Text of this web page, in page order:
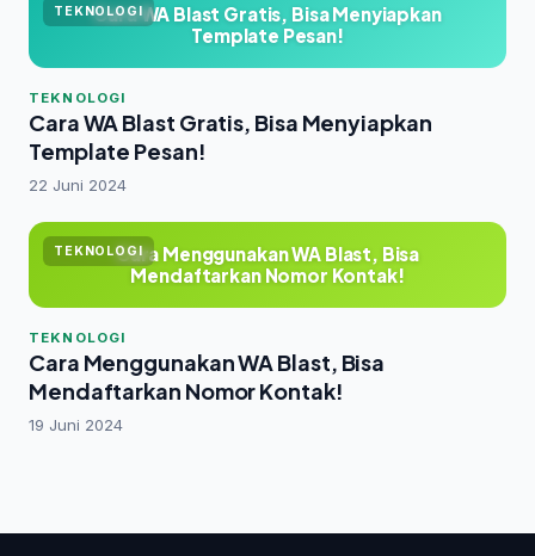
TEKNOLOGI
Cara WA Blast Gratis, Bisa Menyiapkan
Template Pesan!
TEKNOLOGI
Cara WA Blast Gratis, Bisa Menyiapkan
Template Pesan!
22 Juni 2024
TEKNOLOGICara Menggunakan WA Blast, Bisa
Mendaftarkan Nomor Kontak!
TEKNOLOGI
Cara Menggunakan WA Blast, Bisa
Mendaftarkan Nomor Kontak!
19 Juni 2024